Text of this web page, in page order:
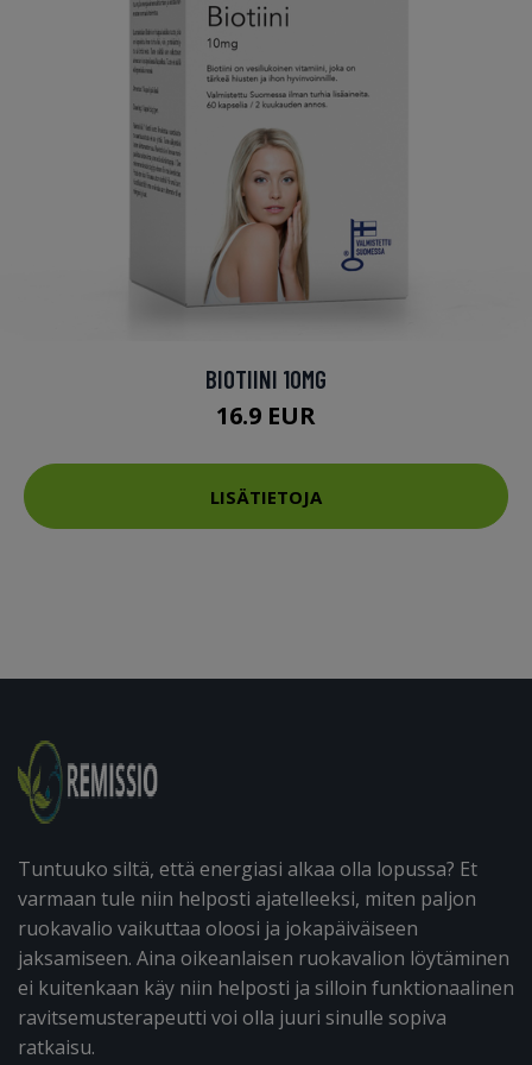
BIOTIINI 10MG
16.9 EUR
LISÄTIETOJA
Tuntuuko siltä, että energiasi alkaa olla lopussa? Et
varmaan tule niin helposti ajatelleeksi, miten paljon
ruokavalio vaikuttaa oloosi ja jokapäiväiseen
jaksamiseen. Aina oikeanlaisen ruokavalion löytäminen
ei kuitenkaan käy niin helposti ja silloin funktionaalinen
ravitsemusterapeutti voi olla juuri sinulle sopiva
ratkaisu.